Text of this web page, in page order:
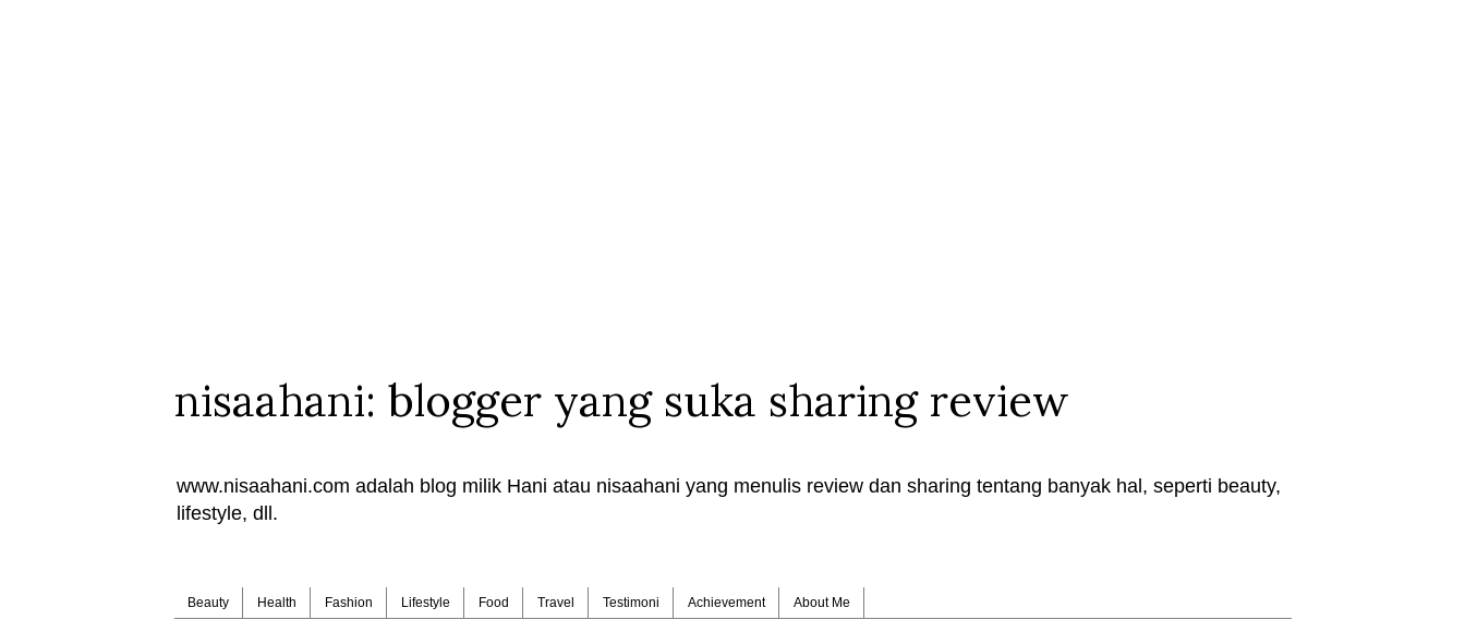
nisaahani: blogger yang suka sharing review
www.nisaahani.com adalah blog milik Hani atau nisaahani yang menulis review dan sharing tentang banyak hal, seperti beauty,
lifestyle, dll.
Beauty Health Fashion Lifestyle Food Travel Testimoni Achievement About Me